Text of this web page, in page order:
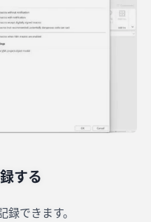
する
できます。